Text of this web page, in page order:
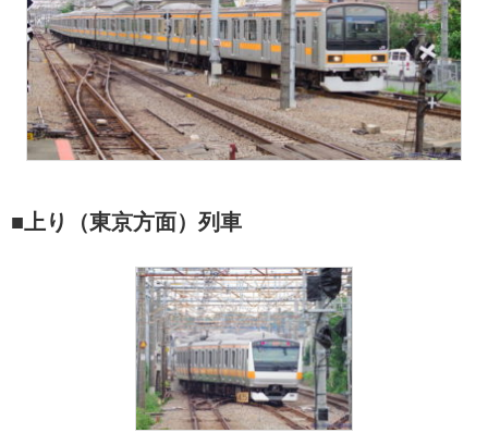
■上り（東京方面）列車